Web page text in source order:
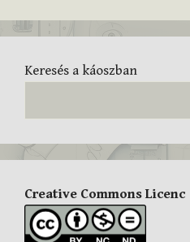
Keresés a káoszban
Creative Commons Licenc